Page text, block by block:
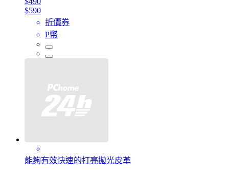
$590
折價券
P幣
能夠有效快速的打亮拋光皮革